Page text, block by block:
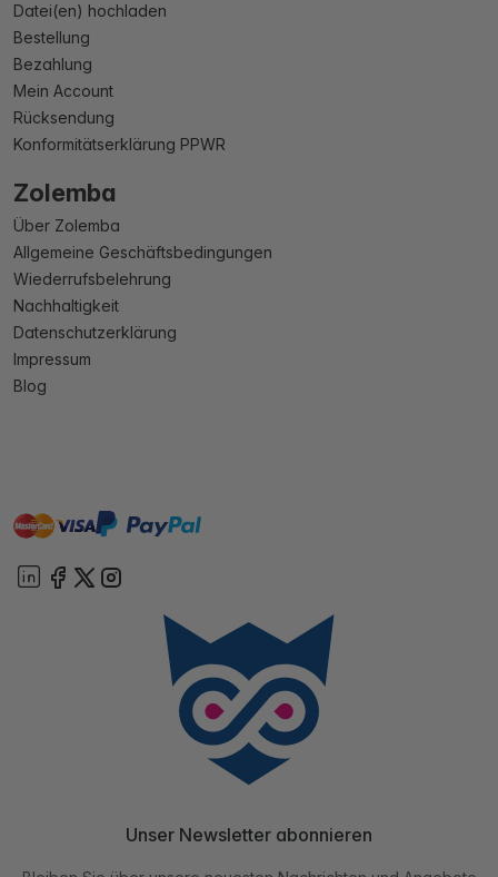
Datei(en) hochladen
Bestellung
Bezahlung
Mein Account
Rücksendung
Konformitätserklärung PPWR
Zolemba
Über Zolemba
Allgemeine Geschäftsbedingungen
Wiederrufsbelehrung
Nachhaltigkeit
Datenschutzerklärung
Impressum
Blog
mastervisa paypal
Unser Newsletter abonnieren